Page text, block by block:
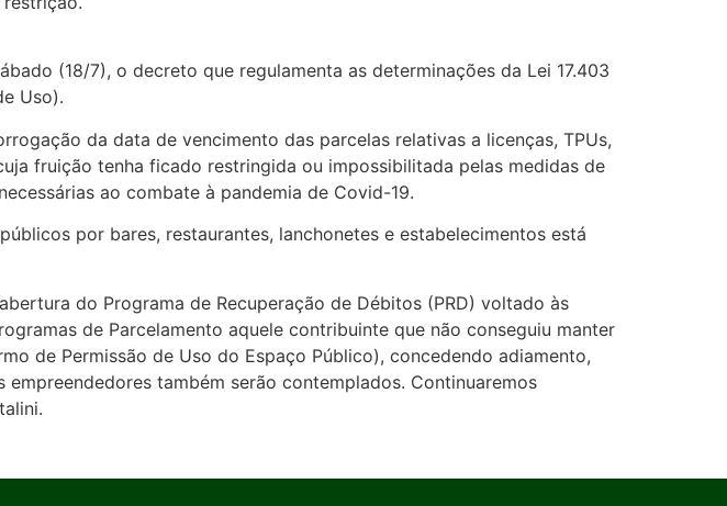
(18/7), o decreto que regulamenta as determinações da Lei 17.403
Uso).
da data de vencimento das parcelas relativas a licenças, TPUs,
fruição tenha ficado restringida ou impossibilitada pelas medidas de
ao combate à pandemia de Covid-19.
por bares, restaurantes, lanchonetes e estabelecimentos está
do Programa de Recuperação de Débitos (PRD) voltado às
de Parcelamento aquele contribuinte que não conseguiu manter
de Permissão de Uso do Espaço Público), concedendo adiamento,
também serão contemplados. Continuaremos